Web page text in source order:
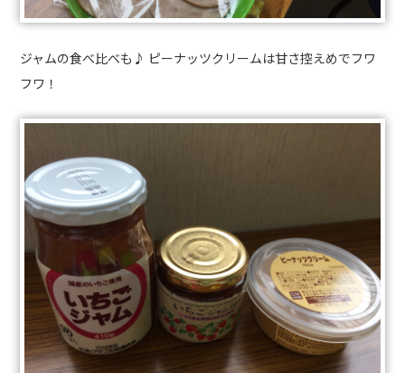
ジャムの食べ比べも♪ ピーナッツクリームは甘さ控えめでフワ
フワ！